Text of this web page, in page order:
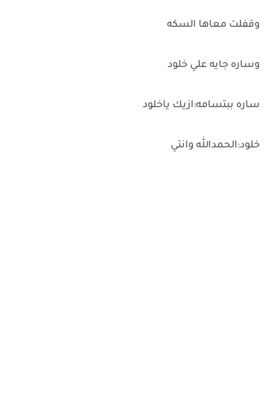
وقفلت معاها السكه
وساره جايه علي خلود
ساره ببتسامه:ازيك ياخلود
خلود:الحمدالله وانتي